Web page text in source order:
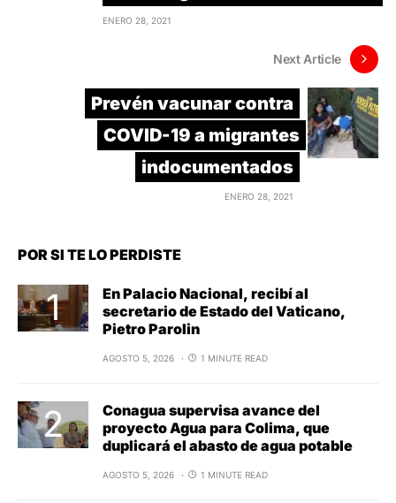
ENERO 28, 2021
Next Article
Prevén vacunar contra
COVID-19 a migrantes
indocumentados
ENERO 28, 2021
POR SI TE LO PERDISTE
En Palacio Nacional, recibí al
secretario de Estado del Vaticano,
Pietro Parolin
AGOSTO 5, 2026 1 MINUTE READ
Conagua supervisa avance del
proyecto Agua para Colima, que
duplicará el abasto de agua potable
AGOSTO 5, 2026 1 MINUTE READ